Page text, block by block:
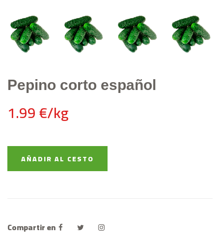
Pepino corto español
1.99 €/kg
AÑADIR AL CESTO
Compartir en